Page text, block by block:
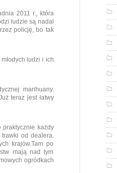
2011 r., która
ludzie są nadal
policję, bo tak
ludzi i ich
marihuany.
teraz jest łatwy
każdy
od dealera.
krajów.Tam po
mają nad tym
ogródkach